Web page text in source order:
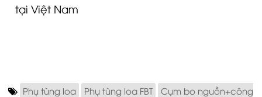
tại Việt Nam
Phụ tùng loa Phụ tùng loa FBT
Cụm bo nguồn+công